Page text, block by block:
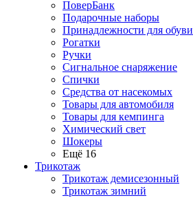
ПоверБанк
Подарочные наборы
Принадлежности для обуви
Рогатки
Ручки
Сигнальное снаряжение
Спички
Средства от насекомых
Товары для автомобиля
Товары для кемпинга
Химический свет
Шокеры
Ещё 16
Трикотаж
Трикотаж демисезонный
Трикотаж зимний